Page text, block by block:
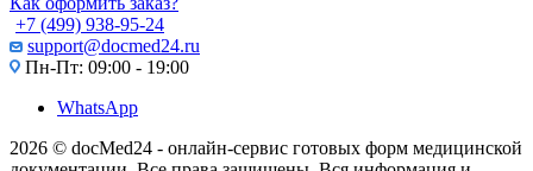
+7 (499) 938-95-24
support@docmed24.ru
Пн-Пт: 09:00 - 19:00
WhatsApp
2026 © docMed24 - онлайн-сервис готовых форм медицинской